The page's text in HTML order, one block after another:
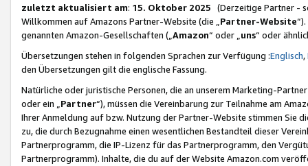
zuletzt aktualisiert am: 15. Oktober 2025 (Derzeitige Partner -
Willkommen auf Amazons Partner-Website (die „Partner-Website
genannten Amazon-Gesellschaften („Amazon“ oder „uns“ oder
Übersetzungen stehen in folgenden Sprachen zur Verfügung :Englisch,
den Übersetzungen gilt die englische Fassung.
Natürliche oder juristische Personen, die an unserem Marketing-
oder ein „Partner“), müssen die Vereinbarung zur Teilnahme am
Ihrer Anmeldung auf bzw. Nutzung der Partner-Website stimmen Sie
zu, die durch Bezugnahme einen wesentlichen Bestandteil dieser
Partnerprogramm, die IP-Lizenz für das Partnerprogramm, den
Partnerprogramm). Inhalte, die du auf der Website Amazon.com